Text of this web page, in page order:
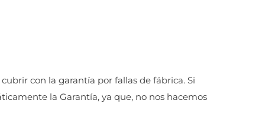
con la garantía por fallas de fábrica. Si
la Garantía, ya que, no nos hacemos